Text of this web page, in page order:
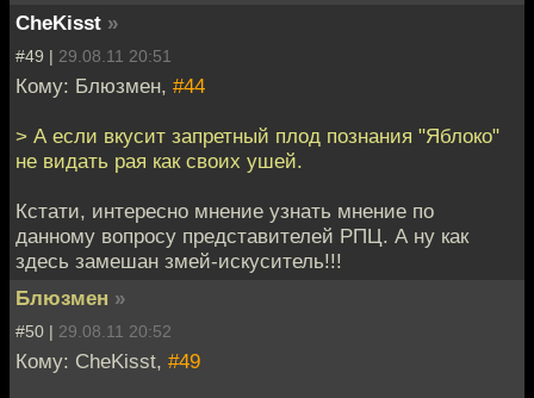
CheKisst »
#49 | 29.08.11 20:51
Кому: Блюзмен, #44
> А если вкусит запретный плод познания "Яблоко"
не видать рая как своих ушей.
Кстати, интересно мнение узнать мнение по
данному вопросу представителей РПЦ. А ну как
здесь замешан змей-искуситель!!!
Блюзмен »
#50 | 29.08.11 20:52
Кому: CheKisst, #49